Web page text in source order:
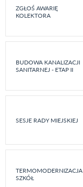
ZGŁOŚ AWARIĘ
KOLEKTORA
BUDOWA KANALIZACJI
SANITARNEJ - ETAP II
SESJE RADY MIEJSKIEJ
TERMOMODERNIZACJA
SZKÓŁ